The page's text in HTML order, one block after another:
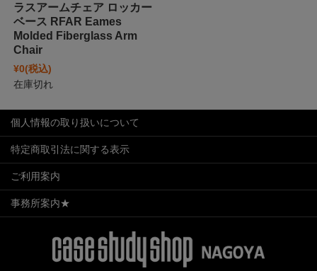
ラスアームチェア ロッカー
ベース RFAR Eames
Molded Fiberglass Arm
Chair
¥0(税込)
在庫切れ
個人情報の取り扱いについて
特定商取引法に関する表示
ご利用案内
事務所案内★